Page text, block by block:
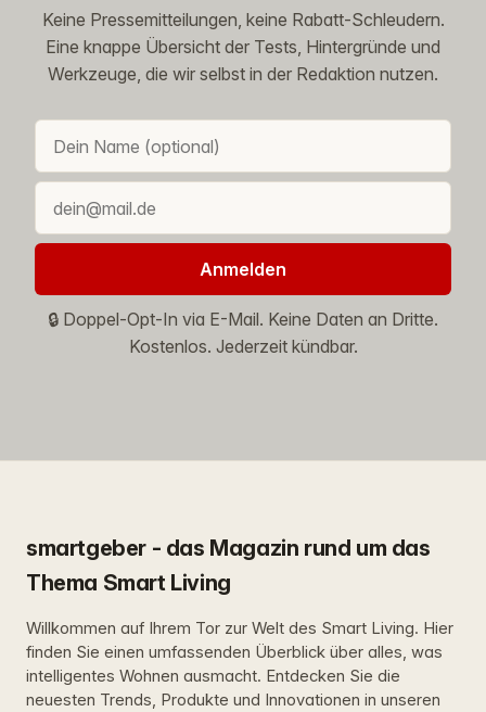
Keine Pressemitteilungen, keine Rabatt-Schleudern.
Eine knappe Übersicht der Tests, Hintergründe und
Werkzeuge, die wir selbst in der Redaktion nutzen.
Anmelden
🔒 Doppel-Opt-In via E-Mail. Keine Daten an Dritte.
Kostenlos. Jederzeit kündbar.
smartgeber - das Magazin rund um das
Thema Smart Living
Willkommen auf Ihrem Tor zur Welt des Smart Living. Hier
finden Sie einen umfassenden Überblick über alles, was
intelligentes Wohnen ausmacht. Entdecken Sie die
neuesten Trends, Produkte und Innovationen in unseren